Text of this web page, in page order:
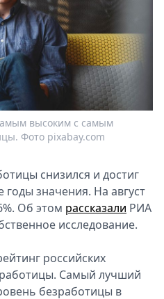
высоким с самым
Фото pixabay.com
снизился и достиг
значения. На август
Об этом рассказали РИА
исследование.
российских
Самый лучший
безработицы в